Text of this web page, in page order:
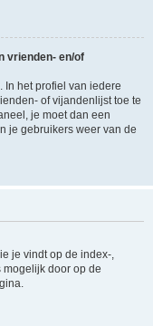
vrienden- en/of
In het profiel van iedere
of vijandenlijst toe te
je moet dan een
je gebruikers weer van de
je vindt op de index-,
door op de